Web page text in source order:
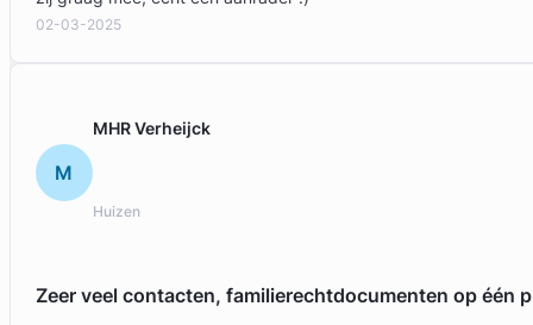
02-03-2025
M
MHR Verheijck
Huizen
Zeer veel contacten, familierechtdocumenten op één